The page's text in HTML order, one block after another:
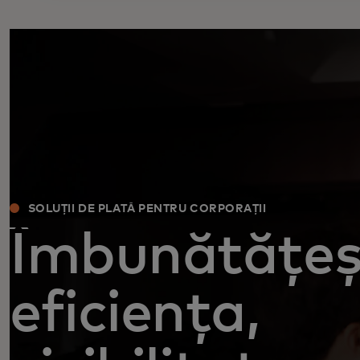
SOLUȚII DE PLATĂ PENTRU CORPORAȚII
eficiența,